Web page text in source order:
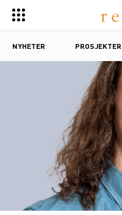
NYHETER PROSJEKTER